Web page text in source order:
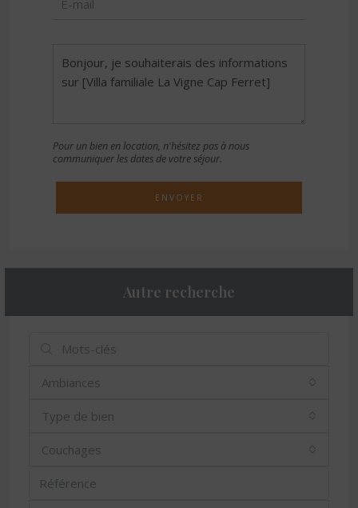
Pour un bien en location, n'hésitez pas à nous
communiquer les dates de votre séjour.
ENVOYER
Autre recherche
Ambiances
Type de bien
Couchages